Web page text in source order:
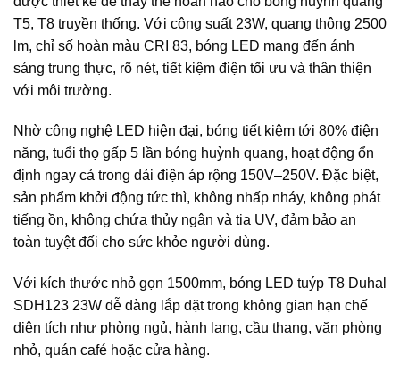
T5, T8 truyền thống. Với công suất 23W, quang thông 2500
lm, chỉ số hoàn màu CRI 83, bóng LED mang đến ánh
sáng trung thực, rõ nét, tiết kiệm điện tối ưu và thân thiện
với môi trường.
Nhờ công nghệ LED hiện đại, bóng tiết kiệm tới 80% điện
năng, tuổi thọ gấp 5 lần bóng huỳnh quang, hoạt động ổn
định ngay cả trong dải điện áp rộng 150V–250V. Đặc biệt,
sản phẩm khởi động tức thì, không nhấp nháy, không phát
tiếng ồn, không chứa thủy ngân và tia UV, đảm bảo an
toàn tuyệt đối cho sức khỏe người dùng.
Với kích thước nhỏ gọn 1500mm, bóng LED tuýp T8 Duhal
SDH123 23W dễ dàng lắp đặt trong không gian hạn chế
diện tích như phòng ngủ, hành lang, cầu thang, văn phòng
nhỏ, quán café hoặc cửa hàng.